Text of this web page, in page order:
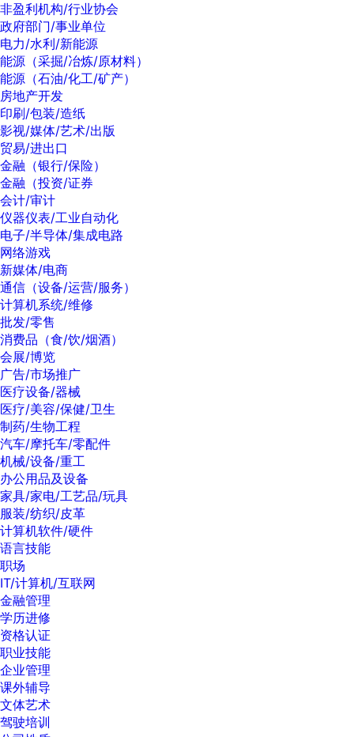
非盈利机构/行业协会
政府部门/事业单位
电力/水利/新能源
能源（采掘/冶炼/原材料）
能源（石油/化工/矿产）
房地产开发
印刷/包装/造纸
影视/媒体/艺术/出版
贸易/进出口
金融（银行/保险）
金融（投资/证券
会计/审计
仪器仪表/工业自动化
电子/半导体/集成电路
网络游戏
新媒体/电商
通信（设备/运营/服务）
计算机系统/维修
批发/零售
消费品（食/饮/烟酒）
会展/博览
广告/市场推广
医疗设备/器械
医疗/美容/保健/卫生
制药/生物工程
汽车/摩托车/零配件
机械/设备/重工
办公用品及设备
家具/家电/工艺品/玩具
服装/纺织/皮革
计算机软件/硬件
语言技能
职场
IT/计算机/互联网
金融管理
学历进修
资格认证
职业技能
企业管理
课外辅导
文体艺术
驾驶培训